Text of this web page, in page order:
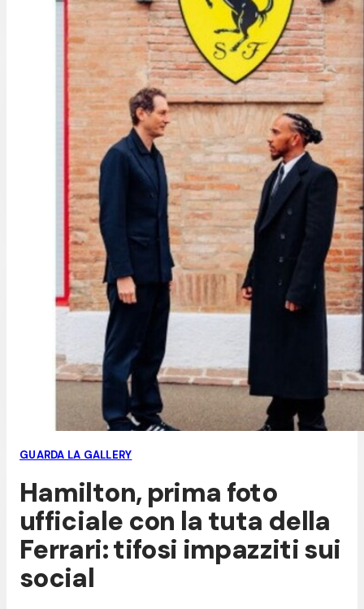
GUARDA LA GALLERY
Hamilton, prima foto
ufficiale con la tuta della
Ferrari: tifosi impazziti sui
social